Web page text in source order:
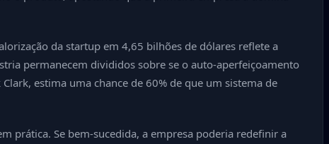
da startup em 4,65 bilhões de dólares reflete a
permanecem divididos sobre se o auto-aperfeiçoamento
estima uma chance de 60% de que um sistema de
prática. Se bem-sucedida, a empresa poderia redefinir a